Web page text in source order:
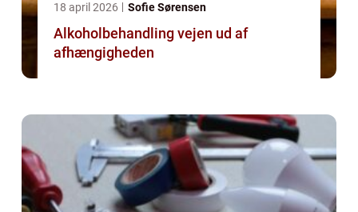
18 april 2026 Sofie Sørensen
Alkoholbehandling vejen ud af
afhængigheden